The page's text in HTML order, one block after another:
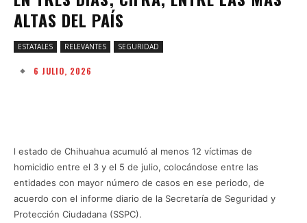
ALTAS DEL PAÍS
ESTATALES RELEVANTES SEGURIDAD
6 JULIO, 2026
l estado de Chihuahua acumuló al menos 12 víctimas de
homicidio entre el 3 y el 5 de julio, colocándose entre las
entidades con mayor número de casos en ese periodo, de
acuerdo con el informe diario de la Secretaría de Seguridad y
Protección Ciudadana (SSPC).